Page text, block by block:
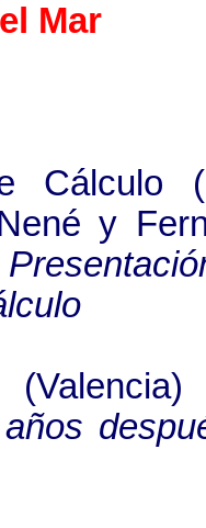
Mar
Cálculo
y